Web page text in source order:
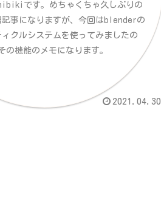
です。めちゃくちゃ久しぶりの
事になりますが、今回はblenderの
クルシステムを使ってみましたの
の機能のメモになります。
2021.04.30